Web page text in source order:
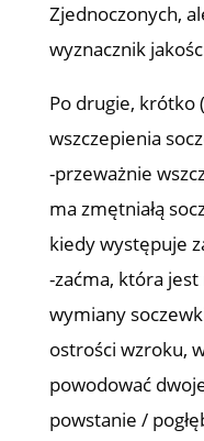
Zjednoczonych,
wyznacznik
Po drugie, krótko
wszczepienia
-przeważnie
ma zmętniałą
kiedy występuje
-zaćma, która
wymiany
ostrości wzroku,
powodować
powstanie /